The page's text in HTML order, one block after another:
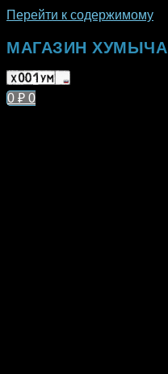
Перейти к содержимому
МАГАЗИН ХУМЫЧА
0 ₽ 0